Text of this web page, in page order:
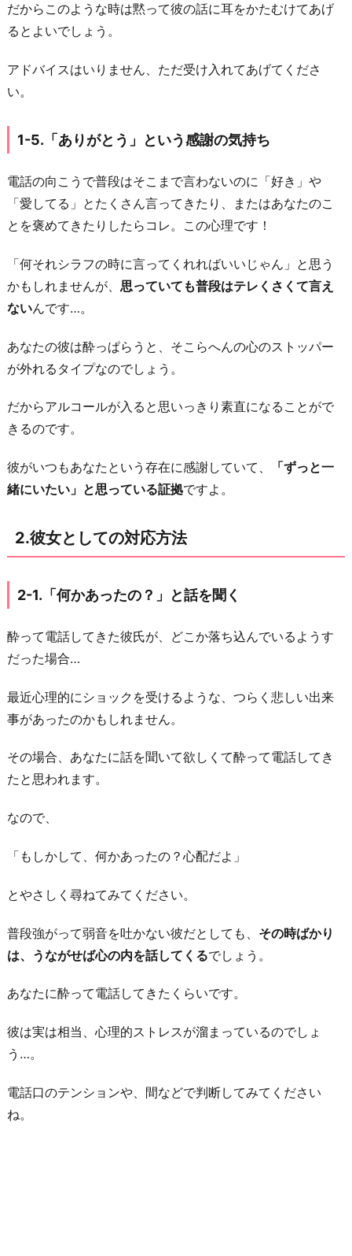
次
の
ー
話
す
る
2
-
5.
「家
着
く
で
話
彼
帰
す
ま
で
話
す
3.
お
り
だからこのような時は黙って彼の話に耳をかたむけてあげ
るとよいでしょう。
アドバイスはいりません、ただ受け入れてあげてくださ
い。
1-5.「ありがとう」という感謝の気持ち
電話の向こうで普段はそこまで言わないのに「好き」や
「愛してる」とたくさん言ってきたり、またはあなたのこ
とを褒めてきたりしたらコレ。この心理です！
「何それシラフの時に言ってくれればいいじゃん」と思う
かもしれませんが、 思っていても普段はテレくさくて言え
ないんです…。
あなたの彼は酔っぱらうと、そこらへんの心のストッパー
が外れるタイプなのでしょう。
だからアルコールが入ると思いっきり素直になることがで
きるのです。
彼がいつもあなたという存在に感謝していて、
「ずっと一
緒にいたい」と思っている証拠ですよ。
2.彼女としての対応方法
2-1.「何かあったの？」と話を聞く
酔って電話してきた彼氏が、どこか落ち込んでいるようす
だった場合…
最近心理的にショックを受けるような、つらく悲しい出来
事があったのかもしれません。
その場合、あなたに話を聞いて欲しくて酔って電話してき
たと思われます。
なので、
「もしかして、何かあったの？心配だよ」
とやさしく尋ねてみてください。
普段強がって弱音を吐かない彼だとしても、 その時ばかり
は、うながせば心の内を話してくるでしょう。
あなたに酔って電話してきたくらいです。
彼は実は相当、心理的ストレスが溜まっているのでしょ
う…。
電話口のテンションや、間などで判断してみてください
ね。